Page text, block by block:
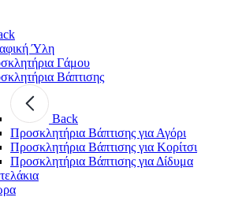
Ύλη
Γάμου
Βάπτισης
Back
Προσκλητήρια Βάπτισης για Αγόρι
Προσκλητήρια Βάπτισης για Κορίτσι
Προσκλητήρια Βάπτισης για Δίδυμα